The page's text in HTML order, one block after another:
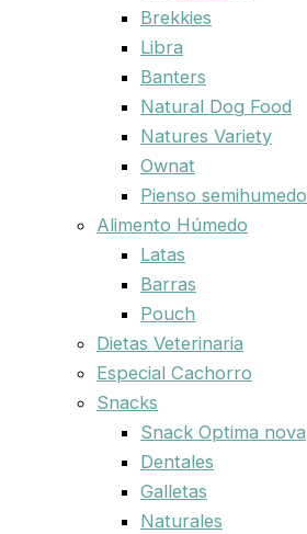
Brekkies
Libra
Banters
Natural Dog Food
Natures Variety
Ownat
Pienso semihumedo
Alimento Húmedo
Latas
Barras
Pouch
Dietas Veterinaria
Especial Cachorro
Snacks
Snack Optima nova
Dentales
Galletas
Naturales